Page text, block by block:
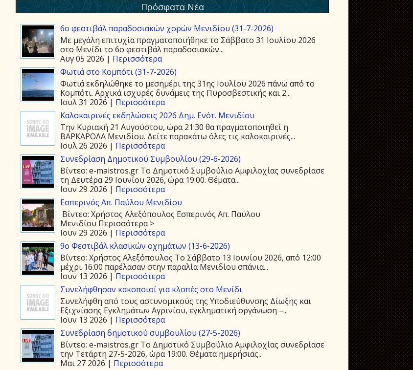
Πρόσφατα Νέα
6ο φεστιβάλ παραδοσιακών χορών Μενιδίου (31-7-2026)
Με μεγάλη επιτυχία πραγματοποιήθηκε το Σάββατο 31 Ιουλίου 2026
στο Μενίδι το 6ο φεστιβάλ παραδοσιακών...
Αυγ 05 2026 | Περισσότερα
Φωτιά στο Κομπότι (31-7-2026)
Φωτιά εκδηλώθηκε το μεσημέρι της 31ης Ιουλίου 2026 πάνω από το
Κομπότι. Αρχικά ισχυρές δυνάμεις της Πυροσβεστικής και 2...
Ιουλ 31 2026 | Περισσότερα
Καλοκαιρινές εκδηλώσεις 2026 Δημ. Ενότ. Μενιδίου
Την Κυριακή 21 Αυγούστου, ώρα 21:30 θα πραγματοποιηθεί η
ΒΑΡΚΑΡΟΛΑ Μενιδίου. Δείτε παρακάτω όλες τις καλοκαιρινές...
Ιουλ 26 2026 | Περισσότερα
Συνεδρίαση Δημοτικού Συμβουλίου (29-6-2026)
Βίντεο: e-maistros.gr Το Δημοτικό Συμβούλιο Αμφιλοχίας συνεδρίασε
τη Δευτέρα 29 Ιουνίου 2026, ώρα 19:00. Θέματα...
Ιουν 29 2026 | Περισσότερα
Εσπερινός Απ. Παύλου Μενιδίου
Βίντεο: Χρήστος Αλεξόπουλος Εσπερινός Απ. Παύλου
Μενιδίου Περισσότερα >
Ιουν 29 2026 | Περισσότερα
9ο Φεστιβάλ κλασικών οχημάτων (13-6-2026)
Βίντεο: Χρήστος Αλεξόπουλος Το Σάββατο 13 Ιουνίου 2026, από 12:00
μέχρι 16:00 παρέλασαν στην παραλία Μενιδίου σπάνια...
Ιουν 13 2026 | Περισσότερα
Συνελήφθησαν κακοποιοί για κλοπές στο Μενίδι
Συνελήφθη από τους αστυνομικούς της Υποδιεύθυνσης Δίωξης και
Εξιχνίασης Εγκλημάτων Αγρινίου, εγκληματική οργάνωση –...
Ιουν 13 2026 | Περισσότερα
Συνεδρίαση δημοτικού συμβουλίου (27-5-2026)
Βίντεο: e-maistros.gr Το Δημοτικό Συμβούλιο Αμφιλοχίας συνεδρίασε
την Τετάρτη 27-5-2026, ώρα 19:00. Θέματα ημερήσιας...
Μαι 27 2026 | Περισσότερα